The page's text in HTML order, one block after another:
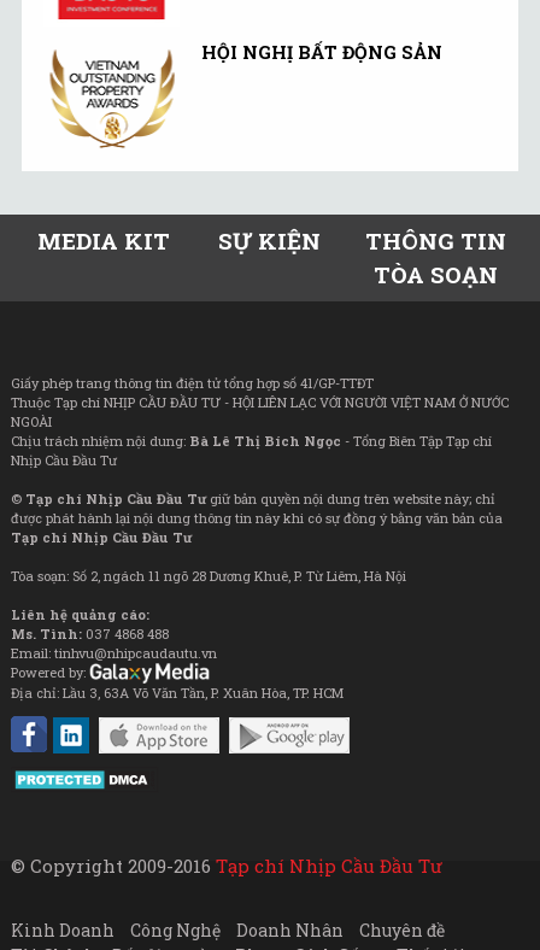
HỘI NGHỊ BẤT ĐỘNG SẢN
MEDIA KIT SỰ KIỆN
THÔNG TIN
TÒA SOẠN
Giấy phép trang thông tin điện tử tổng hợp số 41/GP-TTĐT
Thuộc Tạp chí NHỊP CẦU ĐẦU TƯ - HỘI LIÊN LẠC VỚI NGƯỜI VIỆT NAM Ở NƯỚC
NGOÀI
Chịu trách nhiệm nội dung: Bà Lê Thị Bích Ngọc - Tổng Biên Tập Tạp chí
Nhịp Cầu Đầu Tư
© Tạp chí Nhịp Cầu Đầu Tưgiữ bản quyền nội dung trên website này; chỉ
được phát hành lại nội dung thông tin này khi có sự đồng ý bằng văn bản của
Tạp chí Nhịp Cầu Đầu Tư
Tòa soạn: Số 2, ngách 11 ngõ 28 Dương Khuê, P. Từ Liêm, Hà Nội
Liên hệ quảng cáo:
Ms. Tình: 037 4868 488
Email: tinhvu@nhipcaudautu.vn
Powered by:
Địa chỉ: Lầu 3, 63A Võ Văn Tần, P. Xuân Hòa, TP. HCM
© Copyright 2009-2016 Tạp chí Nhịp Cầu Đầu Tư
Kinh Doanh Công Nghệ Doanh Nhân
Chuyên đề